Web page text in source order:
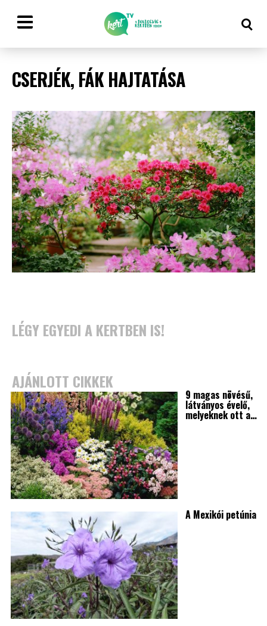
CSERJÉK, FÁK HAJTATÁSA
LÉGY EGYEDI A KERTBEN IS!
AJÁNLOTT CIKKEK
9 magas növésű,
látványos évelő,
melyeknek ott a…
A Mexikói petúnia